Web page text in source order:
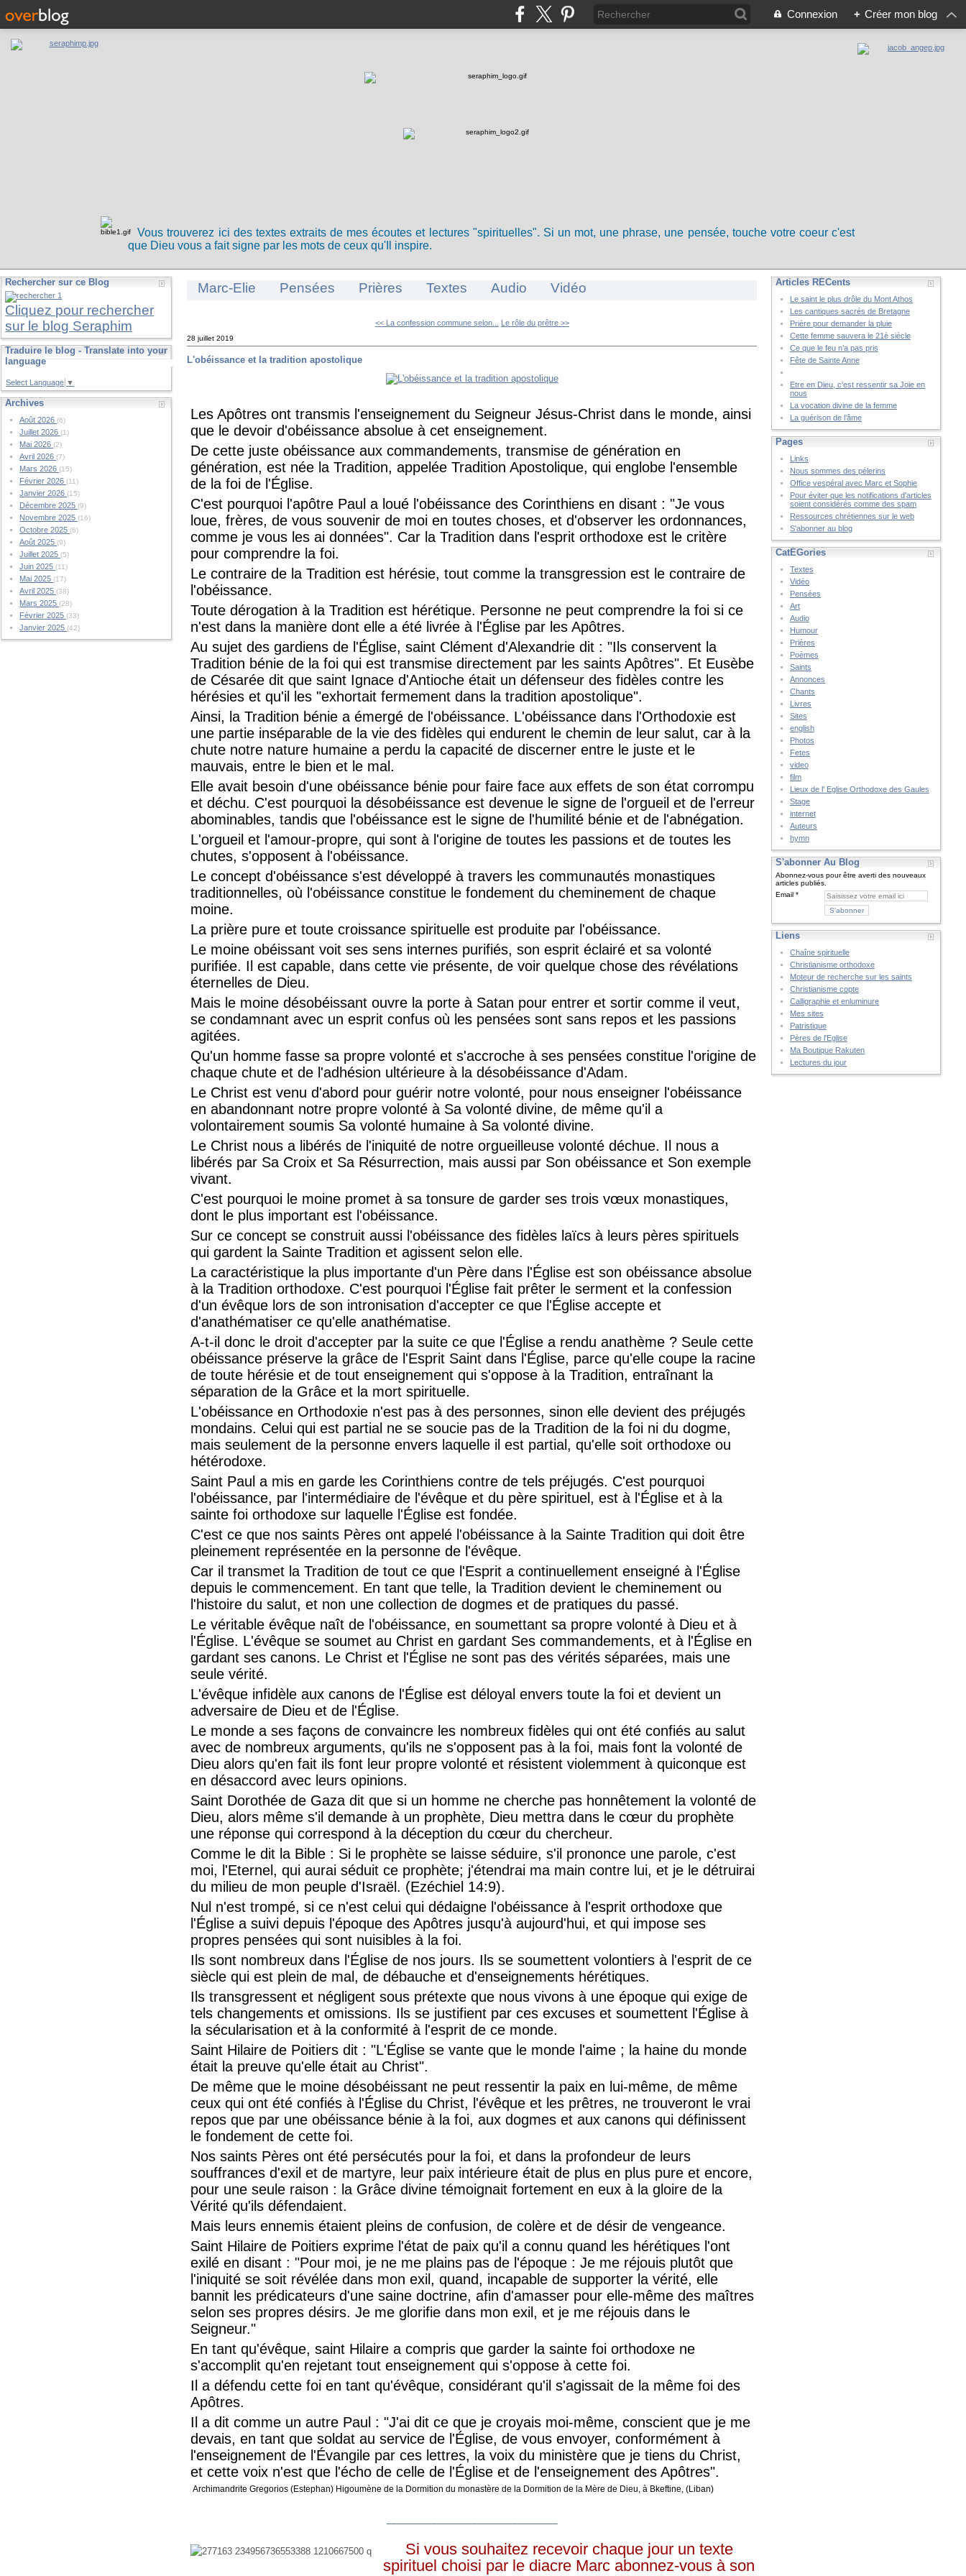
Connexion + Créer mon blog
Vous trouverez ici des textes extraits de mes écoutes et lectures "spirituelles". Si un mot, une phrase, une pensée, touche votre coeur c'est
que Dieu vous a fait signe par les mots de ceux qu'Il inspire.
Rechercher sur ce Blog
Cliquez pour rechercher
sur le blog Seraphim
Traduire le blog - Translate into your
language
Select Language ▼
Archives
Août 2026(6)
Juillet 2026(1)
Mai 2026(2)
Avril 2026(7)
Mars 2026(15)
Février 2026(11)
Janvier 2026(15)
Décembre 2025(9)
Novembre 2025(16)
Octobre 2025(6)
Août 2025(9)
Juillet 2025(5)
Juin 2025(11)
Mai 2025(17)
Avril 2025(38)
Mars 2025(28)
Février 2025(33)
Janvier 2025(42)
Marc-Elie Pensées Prières Textes Audio Vidéo
<< La confession commune selon... Le rôle du prêtre >>
28 juillet 2019
L'obéissance et la tradition apostolique
Les Apôtres ont transmis l'enseignement du Seigneur Jésus-Christ dans le monde, ainsi
que le devoir d'obéissance absolue à cet enseignement.
De cette juste obéissance aux commandements, transmise de génération en
génération, est née la Tradition, appelée Tradition Apostolique, qui englobe l'ensemble
de la foi de l'Église.
C'est pourquoi l'apôtre Paul a loué l'obéissance des Corinthiens en disant : "Je vous
loue, frères, de vous souvenir de moi en toutes choses, et d'observer les ordonnances,
comme je vous les ai données". Car la Tradition dans l'esprit orthodoxe est le critère
pour comprendre la foi.
Le contraire de la Tradition est hérésie, tout comme la transgression est le contraire de
l'obéissance.
Toute dérogation à la Tradition est hérétique. Personne ne peut comprendre la foi si ce
n'est dans la manière dont elle a été livrée à l'Église par les Apôtres.
Au sujet des gardiens de l'Église, saint Clément d'Alexandrie dit : "Ils conservent la
Tradition bénie de la foi qui est transmise directement par les saints Apôtres". Et Eusèbe
de Césarée dit que saint Ignace d'Antioche était un défenseur des fidèles contre les
hérésies et qu'il les "exhortait fermement dans la tradition apostolique".
Ainsi, la Tradition bénie a émergé de l'obéissance. L'obéissance dans l'Orthodoxie est
une partie inséparable de la vie des fidèles qui endurent le chemin de leur salut, car à la
chute notre nature humaine a perdu la capacité de discerner entre le juste et le
mauvais, entre le bien et le mal.
Elle avait besoin d'une obéissance bénie pour faire face aux effets de son état corrompu
et déchu. C'est pourquoi la désobéissance est devenue le signe de l'orgueil et de l'erreur
abominables, tandis que l'obéissance est le signe de l'humilité bénie et de l'abnégation.
L'orgueil et l'amour-propre, qui sont à l'origine de toutes les passions et de toutes les
chutes, s'opposent à l'obéissance.
Le concept d'obéissance s'est développé à travers les communautés monastiques
traditionnelles, où l'obéissance constitue le fondement du cheminement de chaque
moine.
La prière pure et toute croissance spirituelle est produite par l'obéissance.
Le moine obéissant voit ses sens internes purifiés, son esprit éclairé et sa volonté
purifiée. Il est capable, dans cette vie présente, de voir quelque chose des révélations
éternelles de Dieu.
Mais le moine désobéissant ouvre la porte à Satan pour entrer et sortir comme il veut,
se condamnant avec un esprit confus où les pensées sont sans repos et les passions
agitées.
Qu'un homme fasse sa propre volonté et s'accroche à ses pensées constitue l'origine de
chaque chute et de l'adhésion ultérieure à la désobéissance d'Adam.
Le Christ est venu d'abord pour guérir notre volonté, pour nous enseigner l'obéissance
en abandonnant notre propre volonté à Sa volonté divine, de même qu'il a
volontairement soumis Sa volonté humaine à Sa volonté divine.
Le Christ nous a libérés de l'iniquité de notre orgueilleuse volonté déchue. Il nous a
libérés par Sa Croix et Sa Résurrection, mais aussi par Son obéissance et Son exemple
vivant.
C'est pourquoi le moine promet à sa tonsure de garder ses trois vœux monastiques,
dont le plus important est l'obéissance.
Sur ce concept se construit aussi l'obéissance des fidèles laïcs à leurs pères spirituels
qui gardent la Sainte Tradition et agissent selon elle.
La caractéristique la plus importante d'un Père dans l'Église est son obéissance absolue
à la Tradition orthodoxe. C'est pourquoi l'Église fait prêter le serment et la confession
d'un évêque lors de son intronisation d'accepter ce que l'Église accepte et
d'anathématiser ce qu'elle anathématise.
A-t-il donc le droit d'accepter par la suite ce que l'Église a rendu anathème ? Seule cette
obéissance préserve la grâce de l'Esprit Saint dans l'Église, parce qu'elle coupe la racine
de toute hérésie et de tout enseignement qui s'oppose à la Tradition, entraînant la
séparation de la Grâce et la mort spirituelle.
L'obéissance en Orthodoxie n'est pas à des personnes, sinon elle devient des préjugés
mondains. Celui qui est partial ne se soucie pas de la Tradition de la foi ni du dogme,
mais seulement de la personne envers laquelle il est partial, qu'elle soit orthodoxe ou
hétérodoxe.
Saint Paul a mis en garde les Corinthiens contre de tels préjugés. C'est pourquoi
l'obéissance, par l'intermédiaire de l'évêque et du père spirituel, est à l'Église et à la
sainte foi orthodoxe sur laquelle l'Église est fondée.
C'est ce que nos saints Pères ont appelé l'obéissance à la Sainte Tradition qui doit être
pleinement représentée en la personne de l'évêque.
Car il transmet la Tradition de tout ce que l'Esprit a continuellement enseigné à l'Église
depuis le commencement. En tant que telle, la Tradition devient le cheminement ou
l'histoire du salut, et non une collection de dogmes et de pratiques du passé.
Le véritable évêque naît de l'obéissance, en soumettant sa propre volonté à Dieu et à
l'Église. L'évêque se soumet au Christ en gardant Ses commandements, et à l'Église en
gardant ses canons. Le Christ et l'Église ne sont pas des vérités séparées, mais une
seule vérité.
L'évêque infidèle aux canons de l'Église est déloyal envers toute la foi et devient un
adversaire de Dieu et de l'Église.
Le monde a ses façons de convaincre les nombreux fidèles qui ont été confiés au salut
avec de nombreux arguments, qu'ils ne s'opposent pas à la foi, mais font la volonté de
Dieu alors qu'en fait ils font leur propre volonté et résistent violemment à quiconque est
en désaccord avec leurs opinions.
Saint Dorothée de Gaza dit que si un homme ne cherche pas honnêtement la volonté de
Dieu, alors même s'il demande à un prophète, Dieu mettra dans le cœur du prophète
une réponse qui correspond à la déception du cœur du chercheur.
Comme le dit la Bible : Si le prophète se laisse séduire, s'il prononce une parole, c'est
moi, l'Eternel, qui aurai séduit ce prophète; j'étendrai ma main contre lui, et je le détruirai
du milieu de mon peuple d'Israël. (Ezéchiel 14:9).
Nul n'est trompé, si ce n'est celui qui dédaigne l'obéissance à l'esprit orthodoxe que
l'Église a suivi depuis l'époque des Apôtres jusqu'à aujourd'hui, et qui impose ses
propres pensées qui sont nuisibles à la foi.
Ils sont nombreux dans l'Église de nos jours. Ils se soumettent volontiers à l'esprit de ce
siècle qui est plein de mal, de débauche et d'enseignements hérétiques.
Ils transgressent et négligent sous prétexte que nous vivons à une époque qui exige de
tels changements et omissions. Ils se justifient par ces excuses et soumettent l'Église à
la sécularisation et à la conformité à l'esprit de ce monde.
Saint Hilaire de Poitiers dit : "L'Église se vante que le monde l'aime ; la haine du monde
était la preuve qu'elle était au Christ".
De même que le moine désobéissant ne peut ressentir la paix en lui-même, de même
ceux qui ont été confiés à l'Église du Christ, l'évêque et les prêtres, ne trouveront le vrai
repos que par une obéissance bénie à la foi, aux dogmes et aux canons qui définissent
le fondement de cette foi.
Nos saints Pères ont été persécutés pour la foi, et dans la profondeur de leurs
souffrances d'exil et de martyre, leur paix intérieure était de plus en plus pure et encore,
pour une seule raison : la Grâce divine témoignait fortement en eux à la gloire de la
Vérité qu'ils défendaient.
Mais leurs ennemis étaient pleins de confusion, de colère et de désir de vengeance.
Saint Hilaire de Poitiers exprime l'état de paix qu'il a connu quand les hérétiques l'ont
exilé en disant : "Pour moi, je ne me plains pas de l'époque : Je me réjouis plutôt que
l'iniquité se soit révélée dans mon exil, quand, incapable de supporter la vérité, elle
bannit les prédicateurs d'une saine doctrine, afin d'amasser pour elle-même des maîtres
selon ses propres désirs. Je me glorifie dans mon exil, et je me réjouis dans le
Seigneur."
En tant qu'évêque, saint Hilaire a compris que garder la sainte foi orthodoxe ne
s'accomplit qu'en rejetant tout enseignement qui s'oppose à cette foi.
Il a défendu cette foi en tant qu'évêque, considérant qu'il s'agissait de la même foi des
Apôtres.
Il a dit comme un autre Paul : "J'ai dit ce que je croyais moi-même, conscient que je me
devais, en tant que soldat au service de l'Église, de vous envoyer, conformément à
l'enseignement de l'Évangile par ces lettres, la voix du ministère que je tiens du Christ,
et cette voix n'est que l'écho de celle de l'Église et de l'enseignement des Apôtres".
Archimandrite Gregorios (Estephan) Higoumène de la Dormition du monastère de la Dormition de la Mère de Dieu, à Bkeftine, (Liban)
Si vous souhaitez recevoir chaque jour un texte
spirituel choisi par le diacre Marc abonnez-vous à son
Articles RÉCents
Le saint le plus drôle du Mont Athos
Les cantiques sacrés de Bretagne
Prière pour demander la pluie
Cette femme sauvera le 21è siècle
Ce que le feu n’a pas pris
Fête de Sainte Anne
Etre en Dieu, c'est ressentir sa Joie en
nous
La vocation divine de la femme
La guérison de l’âme
Pages
Links
Nous sommes des pélerins
Office vespéral avec Marc et Sophie
Pour éviter que les notifications d'articles
soient considérés comme des spam
Ressources chrétiennes sur le web
S'abonner au blog
CatÉGories
Textes
Vidéo
Pensées
Art
Audio
Humour
Prières
Poèmes
Saints
Annonces
Chants
Livres
Sites
english
Photos
Fetes
video
film
Lieux de l' Eglise Orthodoxe des Gaules
Stage
internet
Auteurs
hymn
S'abonner Au Blog
Abonnez-vous pour être averti des nouveaux
articles publiés.
Email
Liens
Chaîne spirituelle
Christianisme orthodoxe
Moteur de recherche sur les saints
Christianisme copte
Calligraphie et enluminure
Mes sites
Patristique
Pères de l'Eglise
Ma Boutique Rakuten
Lectures du jour